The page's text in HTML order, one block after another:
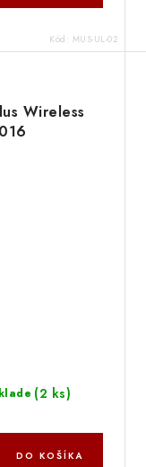
Kód: MUS-UL-02
Wireless
(2 ks)
DO KOŠÍKA